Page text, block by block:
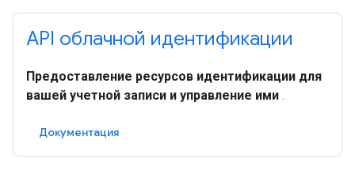
API облачной идентификации
Предоставление ресурсов идентификации для
вашей учетной записи и управление ими .
Документация